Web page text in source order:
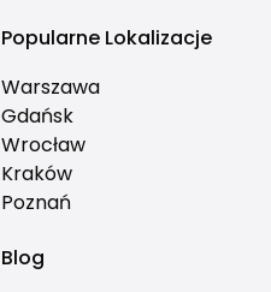
Popularne Lokalizacje
Warszawa
Gdańsk
Wrocław
Kraków
Poznań
Blog